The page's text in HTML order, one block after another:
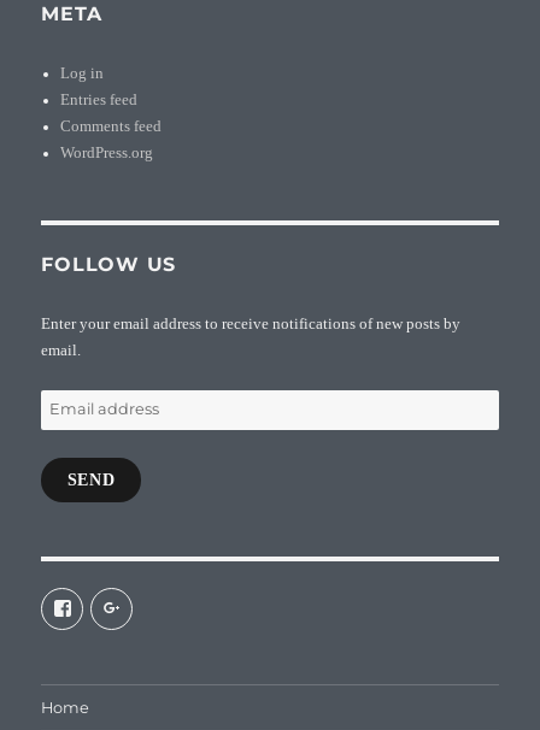
META
Log in
Entries feed
Comments feed
WordPress.org
FOLLOW US
Enter your email address to receive notifications of new posts by
email.
Email
address
SEND
View
galaxiepasteur’s
profile
View
112462204827863790232’s
Home